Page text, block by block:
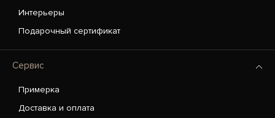
Интерьеры
Подарочный сертификат
Сервис
Примерка
Доставка и оплата